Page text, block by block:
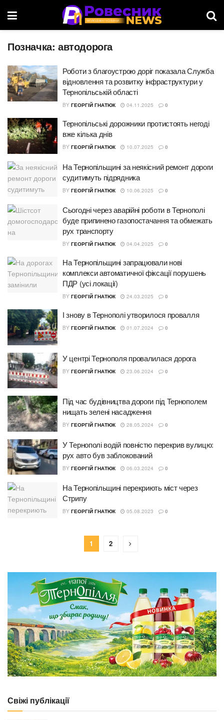
Позначка: автодорога
Роботи з благоустрою доріг показала Служба
відновлення та розвитку інфраструктури у
Тернопільській області
BY ГЕОРГІЙ ГНАТЮК 04.11.2025 0
Тернопільські дорожники протистоять негоді
вже кілька днів
BY ГЕОРГІЙ ГНАТЮК 10.07.2025 0
На Тернопільщині за неякісний ремонт дороги
судитимуть підрядника
BY ГЕОРГІЙ ГНАТЮК 10.06.2025 0
Сьогодні через аварійні роботи в Тернополі
буде припинено газопостачання та обмежать
рух транспорту
BY ГЕОРГІЙ ГНАТЮК 04.04.2025 0
На Тернопільщині запрацювали нові
комплекси автоматичної фіксації порушень
ПДР (усі локації)
BY ГЕОРГІЙ ГНАТЮК 24.03.2025 0
І знову в Тернополі утворилося провалля
BY ГЕОРГІЙ ГНАТЮК 01.07.2024 0
У центрі Тернополя провалилася дорога
BY ГЕОРГІЙ ГНАТЮК 23.06.2024 0
Під час будівництва дороги під Тернополем
нищать зелені насадження
BY ГЕОРГІЙ ГНАТЮК 28.05.2024 0
У Тернополі водій повністю перекрив вулицю:
рух авто був заблокований
BY ГЕОРГІЙ ГНАТЮК 06.03.2024 0
На Тернопільщині перекриють міст через
Стрипу
BY ГЕОРГІЙ ГНАТЮК 05.08.2023 0
1 2
Свіжі публікації